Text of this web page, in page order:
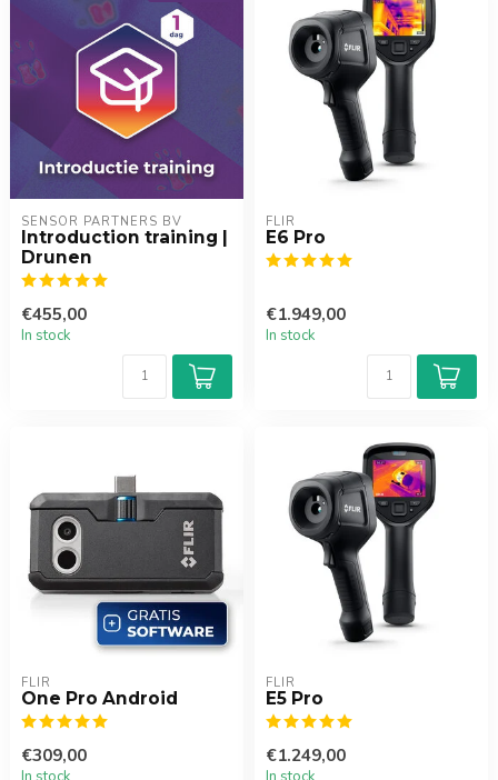
SENSOR PARTNERS BV
Introduction training |
Drunen
€455,00
In stock
FLIR
E6 Pro
€1.949,00
In stock
FLIR
One Pro Android
€309,00
FLIR
E5 Pro
€1.249,00